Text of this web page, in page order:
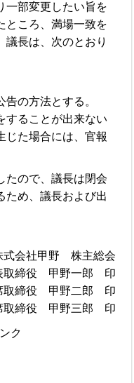
一部変更したい旨を
ところ、満場一致を
議長は、次のとおり
の方法とする。
することが出来ない
じた場合には、官報
たので、議長は閉会
ため、議長および出
式会社甲野 株主総会
取締役 甲野一郎 印
取締役 甲野二郎 印
取締役 甲野三郎 印
ク